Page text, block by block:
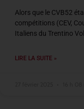
Alors que le CVB52
compétitions (CEV,
Italiens du Trentino
LIRE LA SUITE »